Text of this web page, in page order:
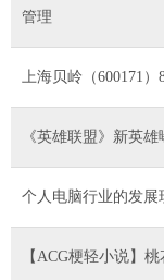
管理
上海贝岭（600171
《英雄联盟》新英
个人电脑行业的发展
【ACG梗轻小说】